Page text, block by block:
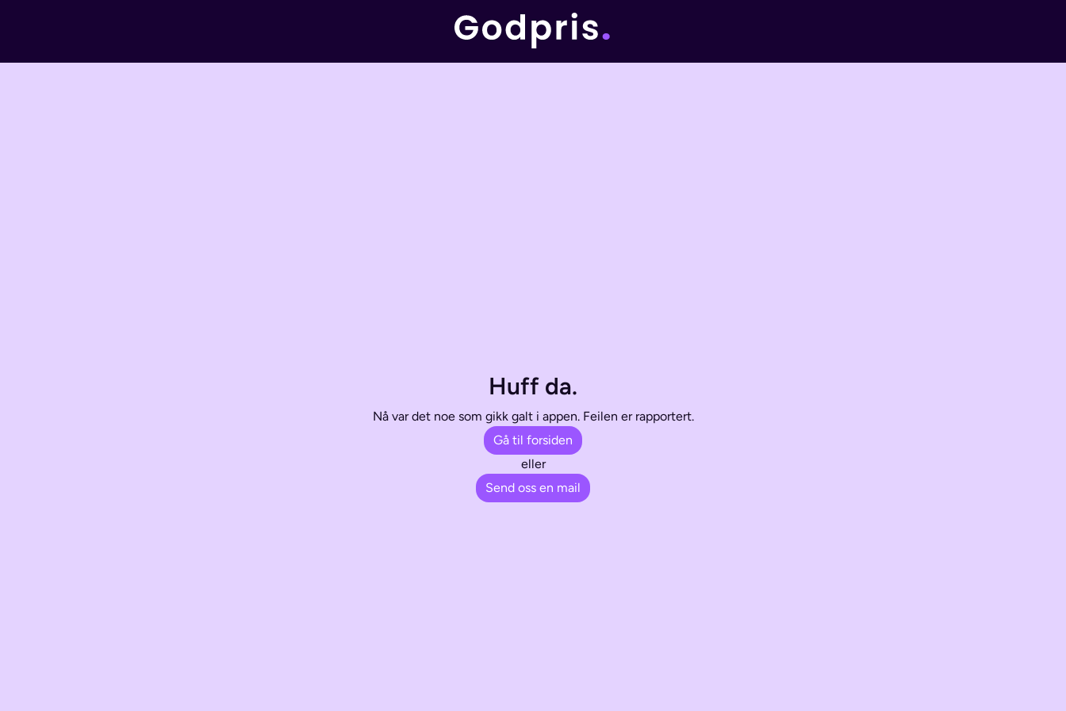
Huff da.
Nå var det noe som gikk galt i appen. Feilen er rapportert.
Gå til forsiden
eller
Send oss en mail